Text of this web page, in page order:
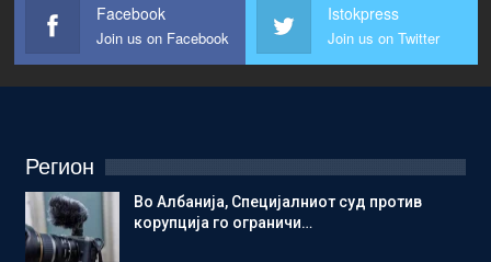
Facebook
Join us on Facebook
Istokpress
Join us on Twitter
Регион
Во Албанија, Специјалниот суд против
корупција го ограничи…